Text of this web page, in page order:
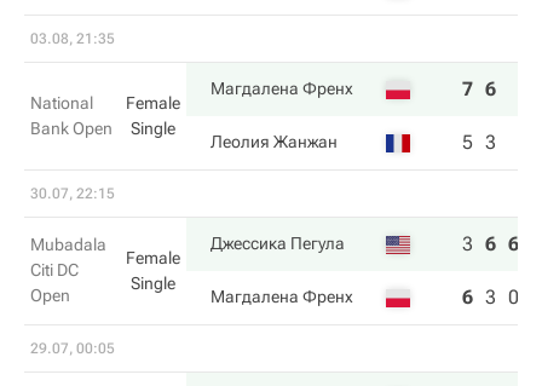
03.08, 21:35
National
Bank Open
Female
Single
Магдалена Френх 7 6
Леолия Жанжан 5 3
30.07, 22:15
Mubadala
Citi DC
Open
Female
Single
Джессика Пегула 3 6 6
Магдалена Френх 6 3 0
29.07, 00:05